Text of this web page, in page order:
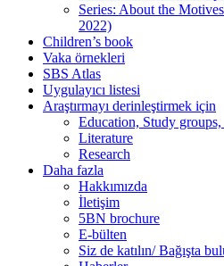
Series: About the
2022)
Children’s book
Vaka örnekleri
SBS Atlas
Uygulayıcı listesi
Araştırmayı derinleştirmek için
Education, Study
Literature
Research
Daha fazla
Hakkımızda
İletişim
5BN brochure
E-bülten
Siz de katılın/ Bağışta